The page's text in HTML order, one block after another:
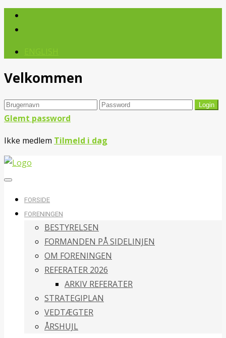
Velkommen
Glemt password
Ikke medlem Tilmeld i dag
FORSIDE
FORENINGEN
BESTYRELSEN
FORMANDEN PÅ SIDELINJEN
OM FORENINGEN
REFERATER 2026
ARKIV REFERATER
STRATEGIPLAN
VEDTÆGTER
ÅRSHUJL